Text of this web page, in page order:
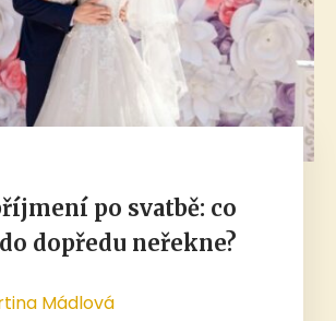
po svatbě: co
dopředu neřekne?
Mádlová